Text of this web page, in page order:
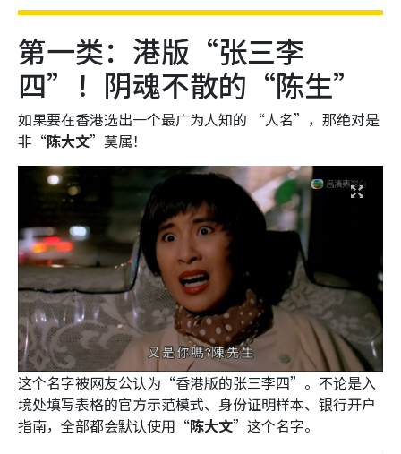
第一类：港版“张三李
四”！阴魂不散的“陈生”
如果要在香港选出一个最广为人知的 “人名”，那绝对是
非“陈大文”莫属！
这个名字被网友公认为“香港版的张三李四”。不论是入
境处填写表格的官方示范模式、身份证明样本、银行开户
指南，全部都会默认使用“陈大文”这个名字。